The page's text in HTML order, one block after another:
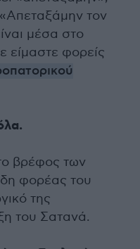
τον
μέσα στο
είμαστε φορείς
βρέφος των
φορέας του
της
του Σατανά.